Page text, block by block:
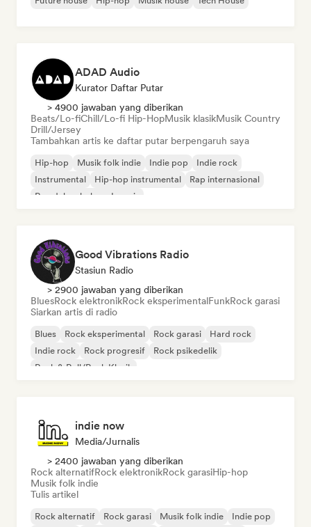
ADAD Audio
Kurator Daftar Putar
> 4900 jawaban yang diberikan
Beats/Lo-fiChill/Lo-fi Hip-HopMusik klasikMusik Country
Drill/Jersey
Tambahkan artis ke daftar putar berpengaruh saya
Hip-hop Musik folk indie Indie pop
Indie rock
Instrumental
Hip-hop instrumental
Rap internasional
Rap dalam bahasa Inggris
Good Vibrations Radio
Stasiun Radio
> 2900 jawaban yang diberikan
BluesRock elektronikRock eksperimentalFunkRock garasi
Siarkan artis di radio
Blues Rock eksperimental Rock garasi
Hard rock
Indie rock
Rock progresif
Rock psikedelik
Rock & Roll/Rock Klasik
indie now
Media/Jurnalis
> 2400 jawaban yang diberikan
Rock alternatifRock elektronikRock garasiHip-hop
Musik folk indie
Tulis artikel
Rock alternatif Rock garasi Musik folk indie
Indie pop